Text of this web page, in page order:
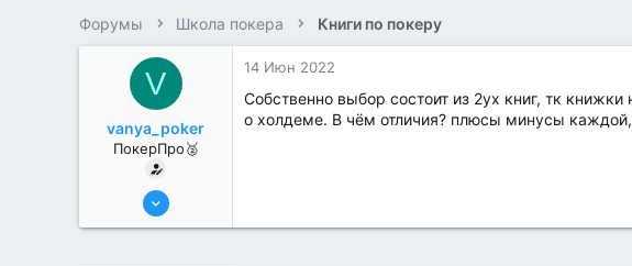
Форумы Школа покера Книги по покеру
V
vanya_poker
ПокерПро🥈
8 Июн 2022
14 Июн 2022
Собственно выбор состоит из 2ух книг, тк
о холдеме. В чём отличия? плюсы минусы